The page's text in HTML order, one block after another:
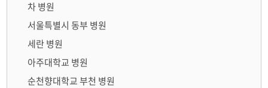
차 병원
서울특별시 동부 병원
세란 병원
아주대학교 병원
순천향대학교 부천 병원